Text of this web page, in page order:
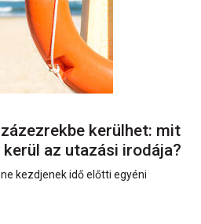
kerülhet: mit
kerül az utazási irodája?
kezdjenek idő előtti egyéni